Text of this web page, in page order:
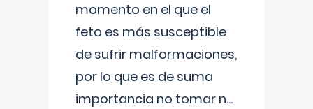
momento en el que el
feto es más susceptible
de sufrir malformaciones,
por lo que es de suma
importancia no tomar n...